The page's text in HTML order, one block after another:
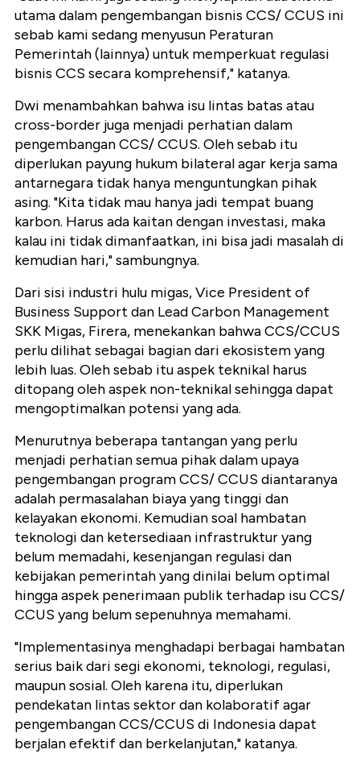
utama dalam pengembangan bisnis CCS/ CCUS ini
sebab kami sedang menyusun Peraturan
Pemerintah (lainnya) untuk memperkuat regulasi
bisnis CCS secara komprehensif," katanya.
Dwi menambahkan bahwa isu lintas batas atau
cross-border juga menjadi perhatian dalam
pengembangan CCS/ CCUS. Oleh sebab itu
diperlukan payung hukum bilateral agar kerja sama
antarnegara tidak hanya menguntungkan pihak
asing. "Kita tidak mau hanya jadi tempat buang
karbon. Harus ada kaitan dengan investasi, maka
kalau ini tidak dimanfaatkan, ini bisa jadi masalah di
kemudian hari," sambungnya.
Dari sisi industri hulu migas, Vice President of
Business Support dan Lead Carbon Management
SKK Migas, Firera, menekankan bahwa CCS/CCUS
perlu dilihat sebagai bagian dari ekosistem yang
lebih luas. Oleh sebab itu aspek teknikal harus
ditopang oleh aspek non-teknikal sehingga dapat
mengoptimalkan potensi yang ada.
Menurutnya beberapa tantangan yang perlu
menjadi perhatian semua pihak dalam upaya
pengembangan program CCS/ CCUS diantaranya
adalah permasalahan biaya yang tinggi dan
kelayakan ekonomi. Kemudian soal hambatan
teknologi dan ketersediaan infrastruktur yang
belum memadahi, kesenjangan regulasi dan
kebijakan pemerintah yang dinilai belum optimal
hingga aspek penerimaan publik terhadap isu CCS/
CCUS yang belum sepenuhnya memahami.
"Implementasinya menghadapi berbagai hambatan
serius baik dari segi ekonomi, teknologi, regulasi,
maupun sosial. Oleh karena itu, diperlukan
pendekatan lintas sektor dan kolaboratif agar
pengembangan CCS/CCUS di Indonesia dapat
berjalan efektif dan berkelanjutan," katanya.